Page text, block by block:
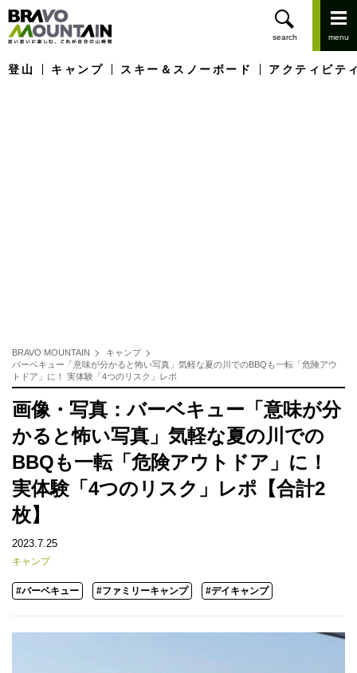
登山 キャンプ スキー＆スノーボード アクティビテ
BRAVO MOUNTAIN
キャンプ
バーベキュー「意味が分かると怖い写真」気軽な夏の川でのBBQも一転「危険アウ
トドア」に！ 実体験「4つのリスク」レポ
画像・写真：バーベキュー「意味が分
かると怖い写真」気軽な夏の川での
BBQも一転「危険アウトドア」に！
実体験「4つのリスク」レポ【合計2
枚】
2023.7.25
キャンプ
#バーベキュー #ファミリーキャンプ #デイキャンプ